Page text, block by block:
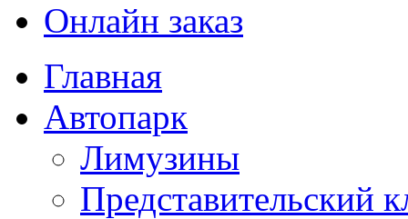
Онлайн заказ
Главная
Автопарк
Лимузины
Представительский